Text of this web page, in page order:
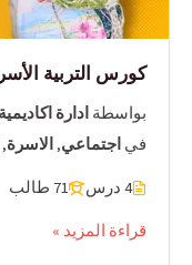
كورس التربية
بواسطة ادارة
في اجتماعي, الاسرة,
4 درس 71 طالب
قراءة المزيد »